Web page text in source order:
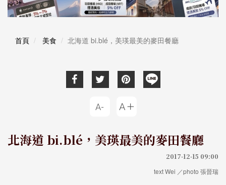
首頁 美食 北海道 bi.blé，美瑛最美的麥田餐廳
北海道 bi.blé，美瑛最美的麥田餐廳
2017-12-15 09:00
text Wei ／photo 張晉瑞